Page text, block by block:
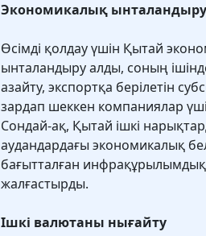
Экономикалық ынталандыру
Өсімді қолдау үшін Қытай
ынталандыру алды, соның
азайту, экспортқа берілетін
зардап шеккен компаниялар
Сондай-ақ, Қытай ішкі
аудандардағы экономикалық
бағытталған
жалғастырды.
Ішкі валютаны нығайту